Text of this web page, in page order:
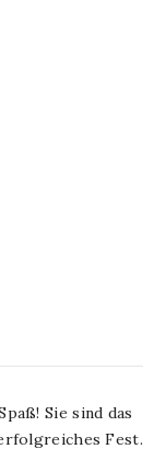
Sie sind das
Fest.